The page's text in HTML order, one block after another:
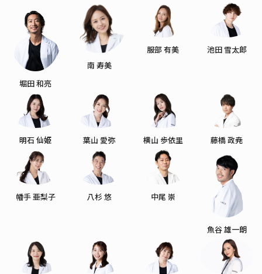
堀田 和亮
南 寿美
服部 有美 池田 雪太郎
明石 仙姫 葉山 愛弥 横山 歩依里 藤橋 政尭
幡手 亜梨子 八杉 悠 中尾 崇
魚谷 雄一朗